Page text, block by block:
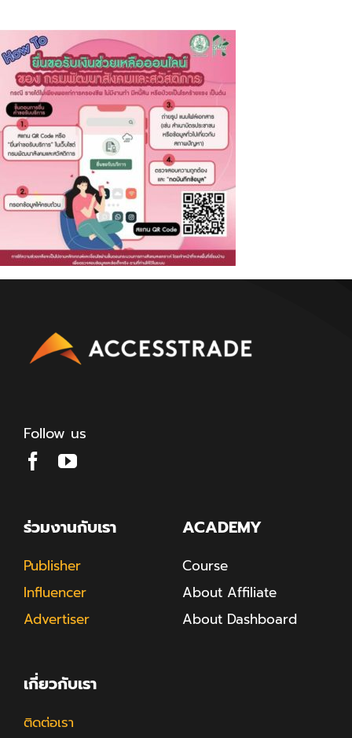
Follow us
ร่วมงานกับเรา
Publisher
Influencer
Advertiser
ACADEMY
Course
About Affiliate
About Dashboard
เกี่ยวกับเรา
ติดต่อเรา